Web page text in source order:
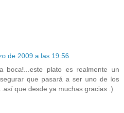
de 2009 a las 19:56
boca!...este plato es realmente un
que pasará a ser uno de los
que desde ya muchas gracias :)